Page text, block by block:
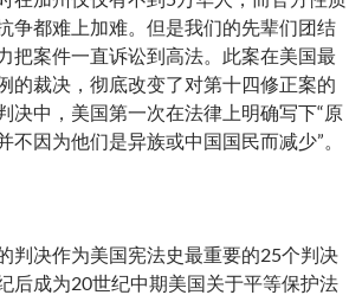
争都难上加难。但是我们的先辈们团结
把案件一直诉讼到高法。此案在美国最
的裁决，彻底改变了对第十四修正案的
决中，美国第一次在法律上明确写下“原
不因为他们是异族或中国国民而减少”。
判决作为美国宪法史最重要的25个判决
后成为20世纪中期美国关于平等保护法